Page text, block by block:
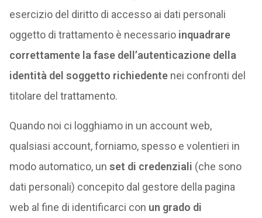
esercizio del diritto di accesso ai dati personali
oggetto di trattamento è necessarioinquadrare
correttamente la fase dell’autenticazione della
identità del soggetto richiedentenei confronti del
titolare del trattamento.
Quando noi ci logghiamo in un account web,
qualsiasi account, forniamo, spesso e volentieri in
modo automatico, un set di credenziali (che sono
dati personali) concepito dal gestore della pagina
web al fine di identificarci con un grado di